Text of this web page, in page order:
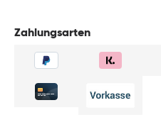
Zahlungsarten